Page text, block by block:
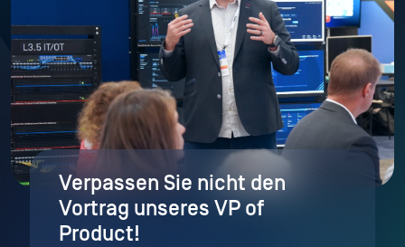
Verpassen Sie nicht den
Vortrag unseres VP of
Product!